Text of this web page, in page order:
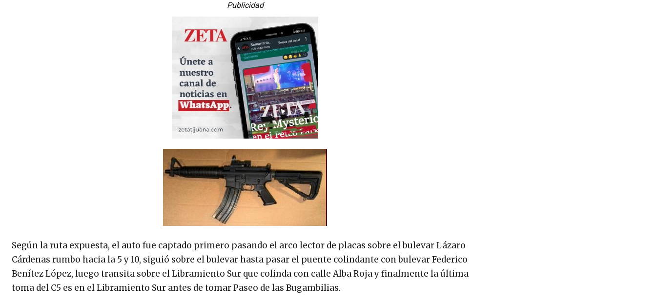
Publicidad
Según la ruta expuesta, el auto fue captado primero pasando el arco lector de placas sobre el bulevar Lázaro
Cárdenas rumbo hacia la 5 y 10, siguió sobre el bulevar hasta pasar el puente colindante con bulevar Federico
Benítez López, luego transita sobre el Libramiento Sur que colinda con calle Alba Roja y finalmente la última
toma del C5 es en el Libramiento Sur antes de tomar Paseo de las Bugambilias.